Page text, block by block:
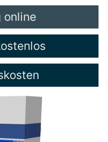
online